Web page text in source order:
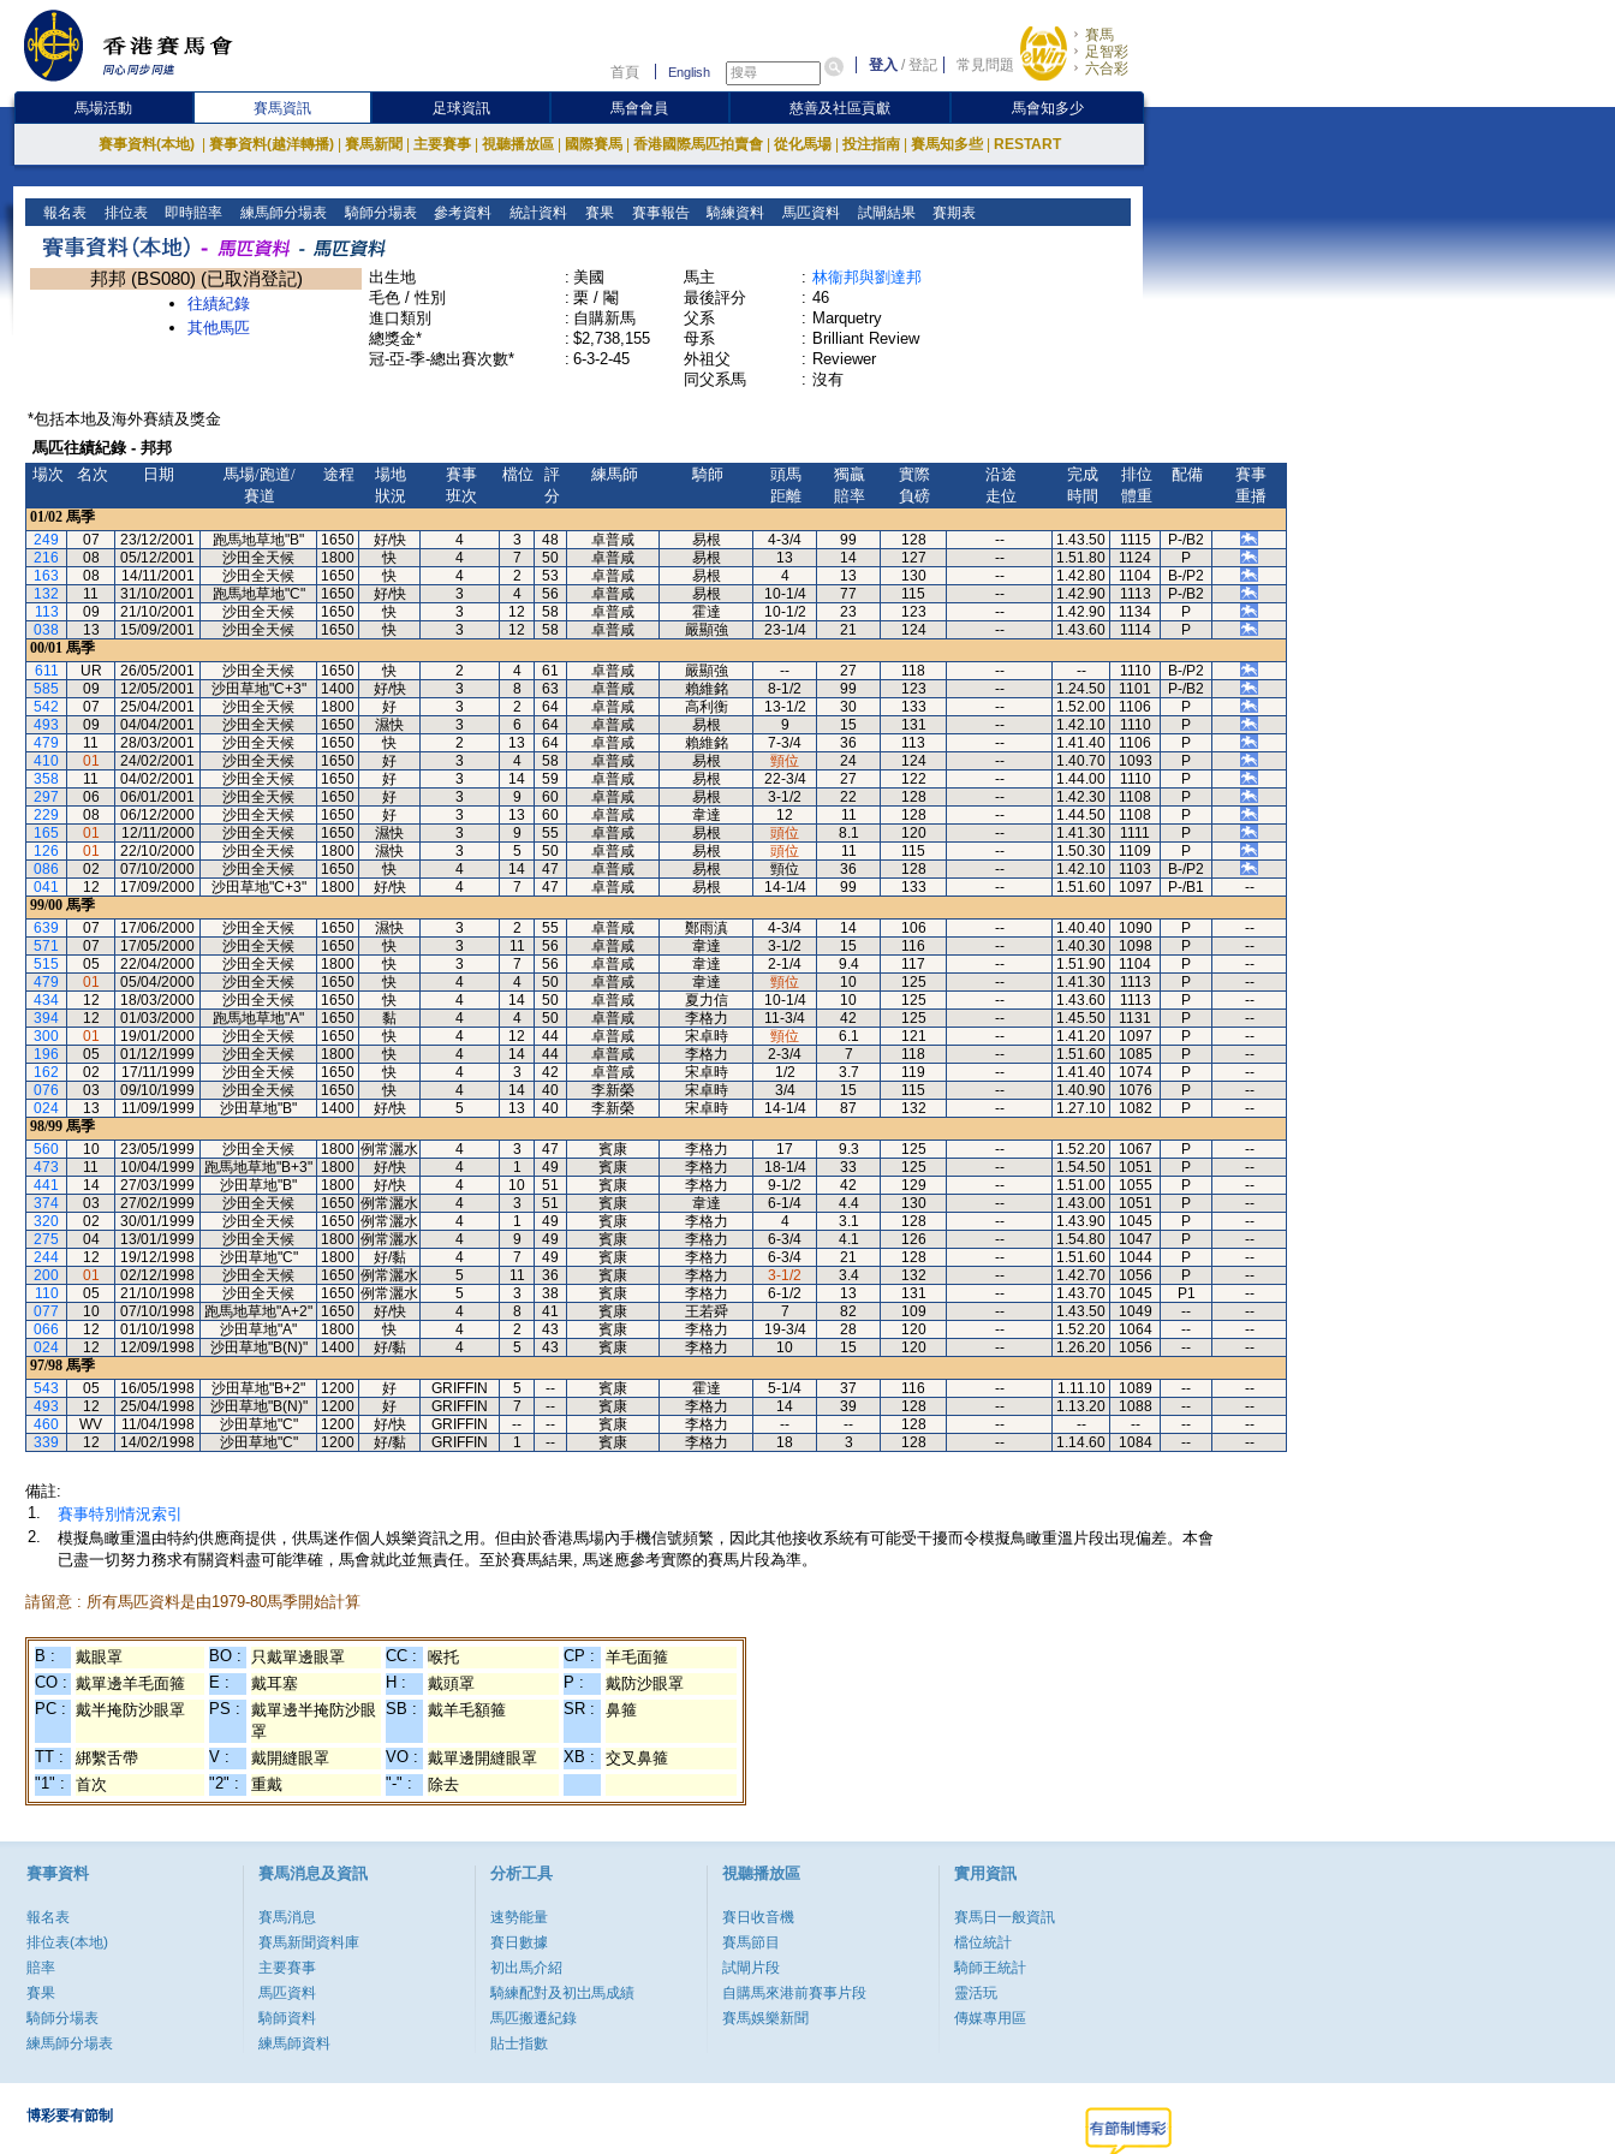
首頁 English 登入 /登記 常見問題
賽馬
足智彩
六合彩
馬場活動 賽馬資訊 足球資訊 馬會會員 慈善及社區貢獻 馬會知多少
賽事資料(本地) 賽事資料(越洋轉播) 賽馬新聞 主要賽事 視聽播放區 國際賽馬 香港國際馬匹拍賣會 從化馬場 投注指南 賽馬知多些 RESTART
報名表 排位表 即時賠率 練馬師分場表 騎師分場表 參考資料 統計資料 賽果 賽事報告 騎練資料 馬匹資料 試閘結果 賽期表
邦邦 (BS080) (已取消登記)
往績紀錄
其他馬匹
出生地 : 美國
毛色 / 性別
: 栗 / 閹
進口類別
: 自購新馬
總獎金*
: $2,738,155
冠-亞-季-總出賽次數*
: 6-3-2-45
馬主 : 林衞邦與劉達邦
最後評分
: 46
父系
: Marquetry
母系
: Brilliant Review
外祖父
: Reviewer
同父系馬
: 沒有
*包括本地及海外賽績及獎金
馬匹往績紀錄 - 邦邦
場次
名次 日期
馬場/跑道/
賽道
途程
場地
狀況
賽事
班次
檔位
評
分
練馬師 騎師
頭馬
距離
獨贏
賠率
實際
負磅
沿途
走位
完成
時間
排位
體重
配備
賽事
重播
01/02 馬季
249
07 23/12/2001 跑馬地草地"B" 1650 好/快 4 3 48 卓普咸 易根 4-3/4 99 128 -- 1.43.50 1115
P-/B2
216
08 05/12/2001 沙田全天候 1800 快 4 7 50 卓普咸 易根 13 14 127 -- 1.51.80 1124
P
163
08 14/11/2001 沙田全天候 1650 快 4 2 53 卓普咸 易根 4 13 130 -- 1.42.80 1104
B-/P2
132
11 31/10/2001 跑馬地草地"C" 1650 好/快 3 4 56 卓普咸 易根 10-1/4 77 115 -- 1.42.90 1113
P-/B2
113
09 21/10/2001 沙田全天候 1650 快 3 12 58 卓普咸 霍達 10-1/2 23 123 -- 1.42.90 1134
P
038
13 15/09/2001 沙田全天候 1650 快 3 12 58 卓普咸 嚴顯強 23-1/4 21 124 -- 1.43.60 1114
P
00/01 馬季
611
UR 26/05/2001 沙田全天候 1650 快 2 4 61 卓普咸 嚴顯強 -- 27 118 -- -- 1110
B-/P2
585
09 12/05/2001 沙田草地"C+3" 1400 好/快 3 8 63 卓普咸 賴維銘 8-1/2 99 123 -- 1.24.50 1101
P-/B2
542
07 25/04/2001 沙田全天候 1800 好 3 2 64 卓普咸 高利衡 13-1/2 30 133 -- 1.52.00 1106
P
493
09 04/04/2001 沙田全天候 1650 濕快 3 6 64 卓普咸 易根 9 15 131 -- 1.42.10 1110
P
479
11 28/03/2001 沙田全天候 1650 快 2 13 64 卓普咸 賴維銘 7-3/4 36 113 -- 1.41.40 1106
P
410
01 24/02/2001 沙田全天候 1650 好 3 4 58 卓普咸 易根 頸位 24 124 -- 1.40.70 1093
P
358
11 04/02/2001 沙田全天候 1650 好 3 14 59 卓普咸 易根 22-3/4 27 122 -- 1.44.00 1110
P
297
06 06/01/2001 沙田全天候 1650 好 3 9 60 卓普咸 易根 3-1/2 22 128 -- 1.42.30 1108
P
229
08 06/12/2000 沙田全天候 1650 好 3 13 60 卓普咸 韋達 12 11 128 -- 1.44.50 1108
P
165
01 12/11/2000 沙田全天候 1650 濕快 3 9 55 卓普咸 易根 頭位 8.1 120 -- 1.41.30 1111
P
126
01 22/10/2000 沙田全天候 1800 濕快 3 5 50 卓普咸 易根 頭位 11 115 -- 1.50.30 1109
P
086
02 07/10/2000 沙田全天候 1650 快 4 14 47 卓普咸 易根 頸位 36 128 -- 1.42.10 1103
B-/P2
041
12 17/09/2000 沙田草地"C+3" 1800 好/快 4 7 47 卓普咸 易根 14-1/4 99 133 -- 1.51.60 1097 P-/B1
--
99/00 馬季
639
07 17/06/2000 沙田全天候 1650 濕快 3 2 55 卓普咸 鄭雨滇 4-3/4 14 106 -- 1.40.40 1090 P
--
571
07 17/05/2000 沙田全天候 1650 快 3 11 56 卓普咸 韋達 3-1/2 15 116 -- 1.40.30 1098 P
--
515
05 22/04/2000 沙田全天候 1800 快 3 7 56 卓普咸 韋達 2-1/4 9.4 117 -- 1.51.90 1104 P
--
479
01 05/04/2000 沙田全天候 1650 快 4 4 50 卓普咸 韋達 頸位 10 125 -- 1.41.30 1113 P
--
434
12 18/03/2000 沙田全天候 1650 快 4 14 50 卓普咸 夏力信 10-1/4 10 125 -- 1.43.60 1113 P
--
394
12 01/03/2000 跑馬地草地"A" 1650 黏 4 4 50 卓普咸 李格力 11-3/4 42 125 -- 1.45.50 1131 P
--
300
01 19/01/2000 沙田全天候 1650 快 4 12 44 卓普咸 宋卓時 頸位 6.1 121 -- 1.41.20 1097 P
--
196
05 01/12/1999 沙田全天候 1800 快 4 14 44 卓普咸 李格力 2-3/4 7 118 -- 1.51.60 1085 P
--
162
02 17/11/1999 沙田全天候 1650 快 4 3 42 卓普咸 宋卓時 1/2 3.7 119 -- 1.41.40 1074 P
--
076
03 09/10/1999 沙田全天候 1650 快 4 14 40 李新榮 宋卓時 3/4 15 115 -- 1.40.90 1076 P
--
024
13 11/09/1999 沙田草地"B" 1400 好/快 5 13 40 李新榮 宋卓時 14-1/4 87 132 -- 1.27.10 1082 P
--
98/99 馬季
560
10 23/05/1999 沙田全天候 1800 例常灑水 4 3 47 賓康 李格力 17 9.3 125 -- 1.52.20 1067 P
--
473
11 10/04/1999 跑馬地草地"B+3" 1800 好/快 4 1 49 賓康 李格力 18-1/4 33 125 -- 1.54.50 1051 P
--
441
14 27/03/1999 沙田草地"B" 1800 好/快 4 10 51 賓康 李格力 9-1/2 42 129 -- 1.51.00 1055 P
--
374
03 27/02/1999 沙田全天候 1650 例常灑水 4 3 51 賓康 韋達 6-1/4 4.4 130 -- 1.43.00 1051 P
--
320
02 30/01/1999 沙田全天候 1650 例常灑水 4 1 49 賓康 李格力 4 3.1 128 -- 1.43.90 1045 P
--
275
04 13/01/1999 沙田全天候 1800 例常灑水 4 9 49 賓康 李格力 6-3/4 4.1 126 -- 1.54.80 1047 P
--
244
12 19/12/1998 沙田草地"C" 1800 好/黏 4 7 49 賓康 李格力 6-3/4 21 128 -- 1.51.60 1044 P
--
200
01 02/12/1998 沙田全天候 1650 例常灑水 5 11 36 賓康 李格力 3-1/2 3.4 132 -- 1.42.70 1056 P
--
110
05 21/10/1998 沙田全天候 1650 例常灑水 5 3 38 賓康 李格力 6-1/2 13 131 -- 1.43.70 1045 P1
--
077
10 07/10/1998 跑馬地草地"A+2" 1650 好/快 4 8 41 賓康 王若舜 7 82 109 -- 1.43.50 1049 --
--
066
12 01/10/1998 沙田草地"A" 1800 快 4 2 43 賓康 李格力 19-3/4 28 120 -- 1.52.20 1064 --
--
024
12 12/09/1998 沙田草地"B(N)" 1400 好/黏 4 5 43 賓康 李格力 10 15 120 -- 1.26.20 1056 --
--
97/98 馬季
543
05 16/05/1998 沙田草地"B+2" 1200 好 GRIFFIN 5 -- 賓康 霍達 5-1/4 37 116 -- 1.11.10 1089 --
--
493
12 25/04/1998 沙田草地"B(N)" 1200 好 GRIFFIN 7 -- 賓康 李格力 14 39 128 -- 1.13.20 1088 --
--
460
WV 11/04/1998 沙田草地"C" 1200 好/快 GRIFFIN -- -- 賓康 李格力 -- -- 128 -- -- -- --
--
339
12 14/02/1998 沙田草地"C" 1200 好/黏 GRIFFIN 1 -- 賓康 李格力 18 3 128 -- 1.14.60 1084 -- --
備註:
1.
賽事特別情況索引
2.
模擬鳥瞰重溫由特約供應商提供，供馬迷作個人娛樂資訊之用。但由於香港馬場內手機信號頻繁，因此其他接收系統有可能受干擾而令模擬鳥瞰重溫片段出現偏差。本會
已盡一切努力務求有關資料盡可能準確，馬會就此並無責任。至於賽馬結果, 馬迷應參考實際的賽馬片段為準。
請留意 : 所有馬匹資料是由1979-80馬季開始計算
B : 戴眼罩 BO : 只戴單邊眼罩 CC : 喉托 CP :
羊毛面箍
CO : 戴單邊羊毛面箍 E : 戴耳塞 H : 戴頭罩 P :
戴防沙眼罩
PC : 戴半掩防沙眼罩 PS :
戴單邊半掩防沙眼
罩
SB : 戴羊毛額箍 SR : 鼻箍
TT : 綁繫舌帶 V : 戴開縫眼罩 VO : 戴單邊開縫眼罩 XB :
交叉鼻箍
"1" :
首次 "2" : 重戴 "-" : 除去
賽事資料
報名表
排位表(本地)
賠率
賽果
騎師分場表
練馬師分場表
賽馬消息及資訊
賽馬消息
賽馬新聞資料庫
主要賽事
馬匹資料
騎師資料
練馬師資料
分析工具
速勢能量
賽日數據
初出馬介紹
騎練配對及初岀馬成績
馬匹搬遷紀錄
貼士指數
視聽播放區
賽日收音機
賽馬節目
試閘片段
自購馬來港前賽事片段
賽馬娛樂新聞
實用資訊
賽馬日一般資訊
檔位統計
騎師王統計
靈活玩
傳媒專用區
博彩要有節制